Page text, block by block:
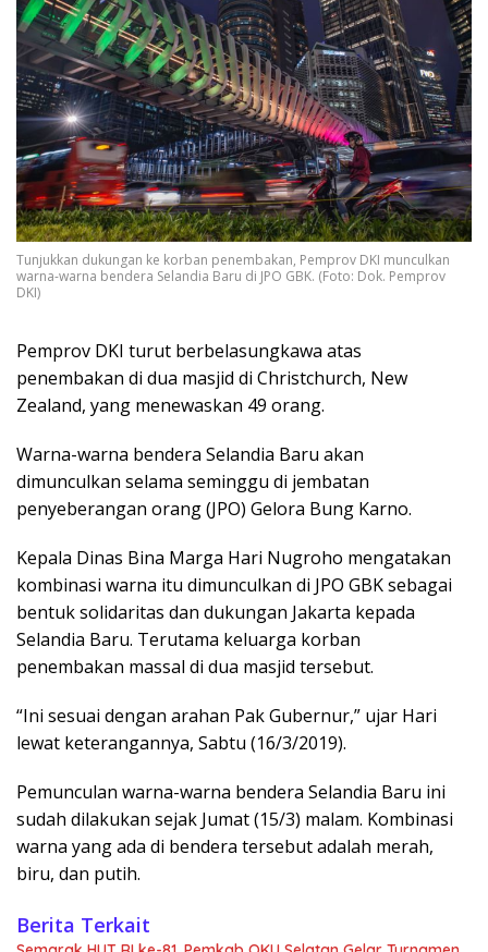
Tunjukkan dukungan ke korban penembakan, Pemprov DKI munculkan
warna-warna bendera Selandia Baru di JPO GBK. (Foto: Dok. Pemprov
DKI)
Pemprov DKI turut berbelasungkawa atas
penembakan di dua masjid di Christchurch, New
Zealand, yang menewaskan 49 orang.
Warna-warna bendera Selandia Baru akan
dimunculkan selama seminggu di jembatan
penyeberangan orang (JPO) Gelora Bung Karno.
Kepala Dinas Bina Marga Hari Nugroho mengatakan
kombinasi warna itu dimunculkan di JPO GBK sebagai
bentuk solidaritas dan dukungan Jakarta kepada
Selandia Baru. Terutama keluarga korban
penembakan massal di dua masjid tersebut.
“Ini sesuai dengan arahan Pak Gubernur,” ujar Hari
lewat keterangannya, Sabtu (16/3/2019).
Pemunculan warna-warna bendera Selandia Baru ini
sudah dilakukan sejak Jumat (15/3) malam. Kombinasi
warna yang ada di bendera tersebut adalah merah,
biru, dan putih.
Berita Terkait